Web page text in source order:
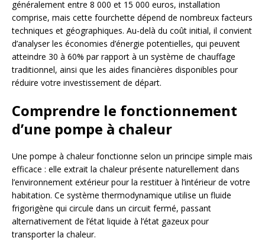
généralement entre 8 000 et 15 000 euros, installation
comprise, mais cette fourchette dépend de nombreux facteurs
techniques et géographiques. Au-delà du coût initial, il convient
d’analyser les économies d’énergie potentielles, qui peuvent
atteindre 30 à 60% par rapport à un système de chauffage
traditionnel, ainsi que les aides financières disponibles pour
réduire votre investissement de départ.
Comprendre le fonctionnement
d’une pompe à chaleur
Une pompe à chaleur fonctionne selon un principe simple mais
efficace : elle extrait la chaleur présente naturellement dans
l’environnement extérieur pour la restituer à l’intérieur de votre
habitation. Ce système thermodynamique utilise un fluide
frigorigène qui circule dans un circuit fermé, passant
alternativement de l’état liquide à l’état gazeux pour
transporter la chaleur.